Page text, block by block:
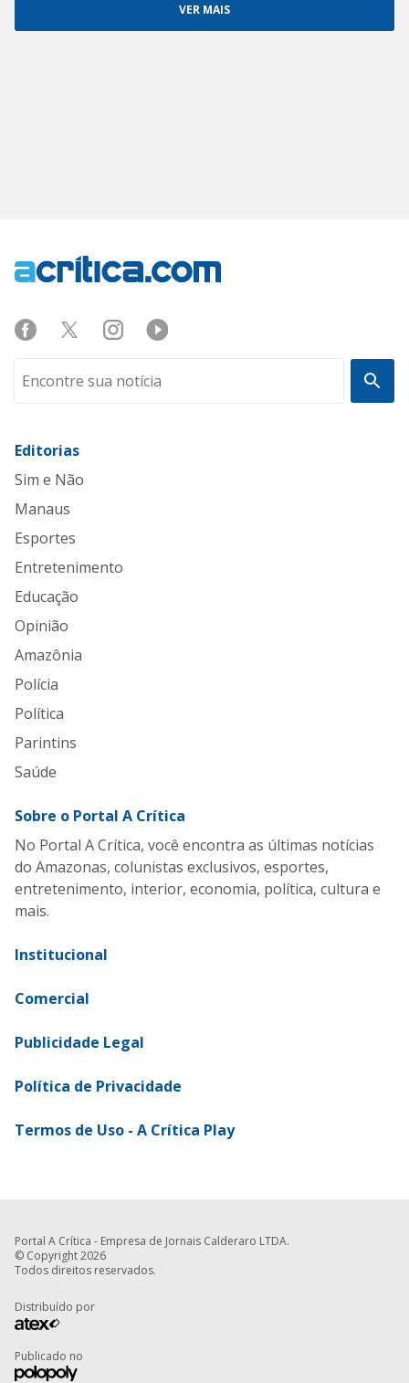
VER MAIS
Editorias
Sim e Não
Manaus
Esportes
Entretenimento
Educação
Opinião
Amazônia
Polícia
Política
Parintins
Saúde
Sobre o Portal A Crítica
No Portal A Crítica, você encontra as últimas notícias
do Amazonas, colunistas exclusivos, esportes,
entretenimento, interior, economia, política, cultura e
mais.
Institucional
Comercial
Publicidade Legal
Política de Privacidade
Termos de Uso - A Crítica Play
Portal A Crítica - Empresa de Jornais Calderaro LTDA.
© Copyright 2026
Todos direitos reservados.
Distribuído por
Publicado no